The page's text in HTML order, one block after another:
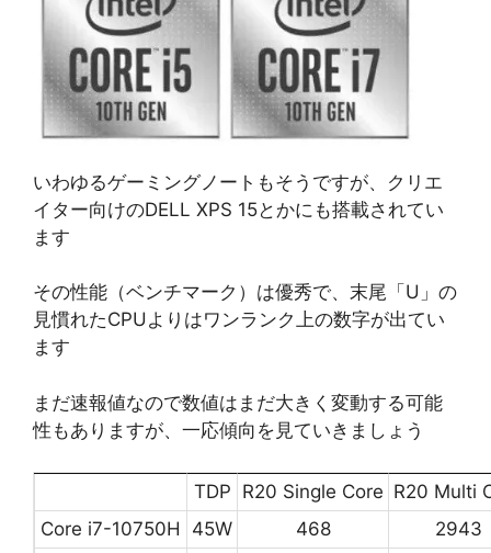
いわゆるゲーミングノートもそうですが、クリエ
イター向けのDELL XPS 15とかにも搭載されてい
ます
その性能（ベンチマーク）は優秀で、末尾「U」の
見慣れたCPUよりはワンランク上の数字が出てい
ます
まだ速報値なので数値はまだ大きく変動する可能
性もありますが、一応傾向を見ていきましょう
TDP R20 Single Core R20 Multi
Core i7-10750H
45W 468
2943